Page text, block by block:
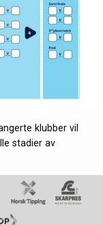
klubber vil
stadier av